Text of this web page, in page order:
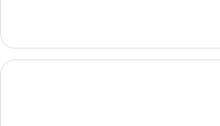
泳
池,
泳
池,
海